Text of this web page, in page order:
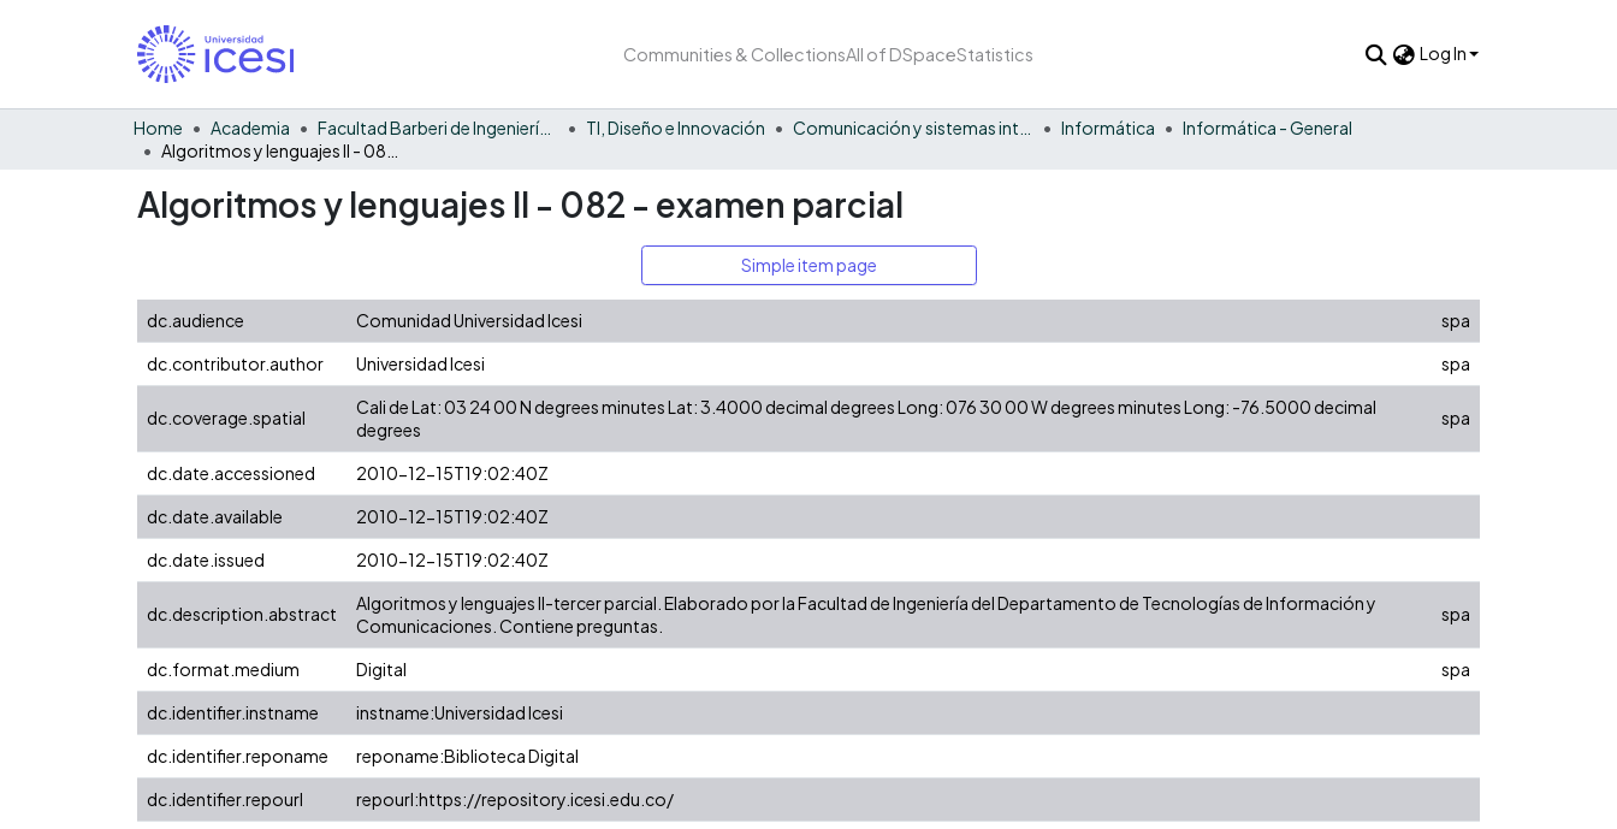
Communities & CollectionsAll of DSpaceStatistics Log In
Home Academia Facultad Barberi de Ingeniería, Diseño y Ciencias Aplicadas TI, Diseño e Innovación Informática
Informática - General
Algoritmos y lenguajes II - 082 - examen parcial
Simple item page
dc.audience Comunidad Universidad Icesi
spa
dc.contributor.author
Universidad Icesi spa
dc.coverage.spatial
Cali de Lat: 03 24 00 N degrees minutes Lat: 3.4000 decimal degrees Long: 076 30 00 W degrees minutes Long: -76.5000 decimal
degrees
spa
dc.date.accessioned
2010-12-15T19:02:40Z
dc.date.available
2010-12-15T19:02:40Z
dc.date.issued
2010-12-15T19:02:40Z
dc.description.abstract
Algoritmos y lenguajes II-tercer parcial. Elaborado por la Facultad de Ingeniería del Departamento de Tecnologías de Información y
Comunicaciones. Contiene preguntas.
spa
dc.format.medium Digital
spa
dc.identifier.instname
instname:Universidad Icesi
dc.identifier.reponame
reponame:Biblioteca Digital
dc.identifier.repourl
repourl:https://repository.icesi.edu.co/